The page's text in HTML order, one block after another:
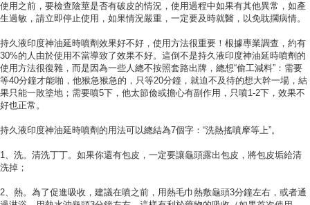
使用之前，要檢查陰莖是否有破皮的情況，使用過程中如果有其他異常，如產
生過敏，請立即停止使用，如果情況嚴重，一定要及時就醫，以免耽擱病情。
持久液印度神油延時噴劑效果好不好，使用方法很重要！根據專業調查，約有
30%的人由於使用不當導致了效果不好。這倒不是持久液印度神油延時噴劑的
使用方法很復雜，而是因為一些人總不按照套路出牌，總想“偷工減料”：需要
等40分鐘才能啪，他猴急猴急的，只等20分鐘，就迫不及待的想大幹一場，結
果只能一敗塗地；需要噴5下，他太節儉或擔心有副作用，只噴1-2下，效果不
好也正常。
持久液印度神油延時噴劑的用法可以總結為7個字：“洗熱搖噴摩等上”。
1、洗。清洗丁丁。如果你還有包皮，一定要讓龜頭露出包皮，將包皮垢給清
洗掉；
2、熱。為了促進吸收，建議在噴之前，用熱毛巾熱敷龜頭3分鐘左右，或者通